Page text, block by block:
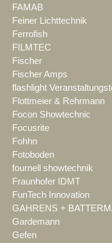
FAMAB
Feiner Lichttechnik
Ferrofish
FILMTEC
Fischer
Fischer Amps
flashlight
Flottmeier & Rehrmann
Focon Showtechnic
Focusrite
Fohhn
Fotoboden
fournell showtechnik
Fraunhofer IDMT
FunTech Innovation
GAHRENS +
Gardemann
Gefen